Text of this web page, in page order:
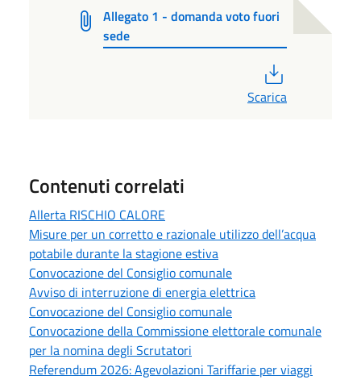
Allegato 1 - domanda voto fuori
sede
Scarica
Contenuti correlati
Allerta RISCHIO CALORE
Misure per un corretto e razionale utilizzo dell’acqua
potabile durante la stagione estiva
Convocazione del Consiglio comunale
Avviso di interruzione di energia elettrica
Convocazione del Consiglio comunale
Convocazione della Commissione elettorale comunale
per la nomina degli Scrutatori
Referendum 2026: Agevolazioni Tariffarie per viaggi